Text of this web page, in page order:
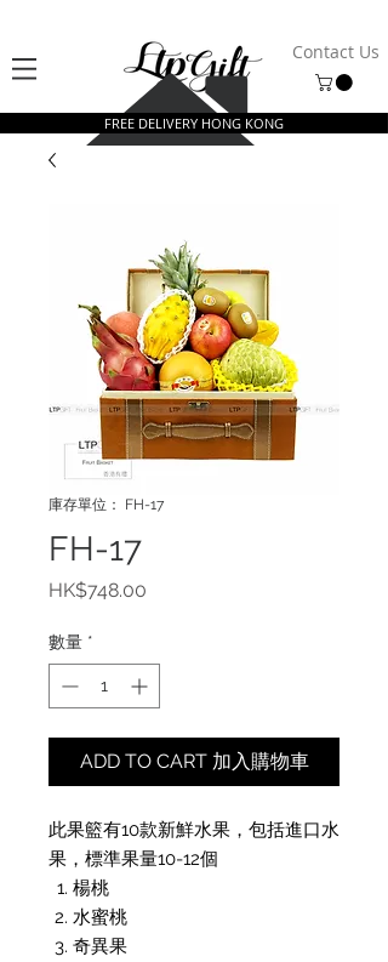
Contact Us
FREE DELIVERY HONG KONG
庫存單位： FH-17
FH-17
HK$748.00
數量 *
ADD TO CART 加入購物車
此果籃有10款新鮮水果，包括進口水
果，標準果量10-12個
楊桃
水蜜桃
奇異果